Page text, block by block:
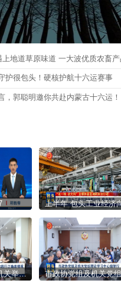
护很包头！硬核护航十六运赛事
，郭聪明邀你共赴内蒙古十六运！
市人大常委会及机关举行树立和践行正确政绩观学习教育集体学习会